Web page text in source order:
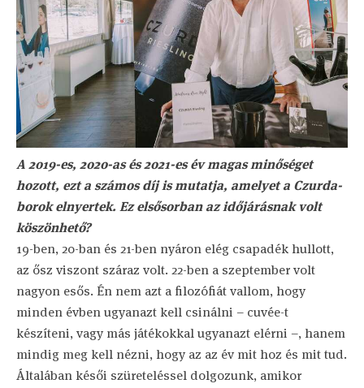
A 2019-es, 2020-as és 2021-es év magas minőséget
hozott, ezt a számos díj is mutatja, amelyet a Czurda-
borok elnyertek. Ez elsősorban az időjárásnak volt
köszönhető?
19-ben, 20-ban és 21-ben nyáron elég csapadék hullott,
az ősz viszont száraz volt. 22-ben a szeptember volt
nagyon esős. Én nem azt a filozófiát vallom, hogy
minden évben ugyanazt kell csinálni – cuvée-t
készíteni, vagy más játékokkal ugyanazt elérni –, hanem
mindig meg kell nézni, hogy az az év mit hoz és mit tud.
Általában késői szüreteléssel dolgozunk, amikor